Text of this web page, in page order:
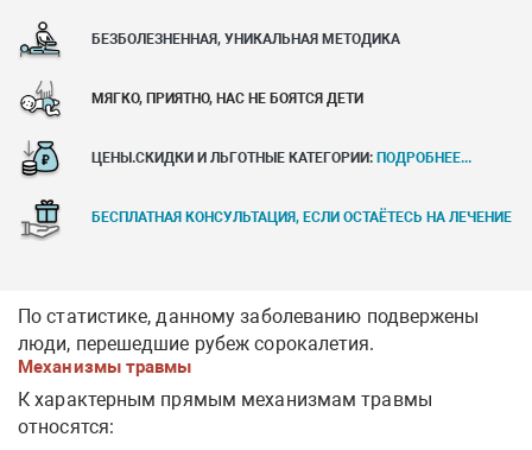
БЕЗБОЛЕЗНЕННАЯ, УНИКАЛЬНАЯ МЕТОДИКА
МЯГКО, ПРИЯТНО, НАС НЕ БОЯТСЯ ДЕТИ
ЦЕНЫ.СКИДКИ И ЛЬГОТНЫЕ КАТЕГОРИИ: ПОДРОБНЕЕ...
БЕСПЛАТНАЯ КОНСУЛЬТАЦИЯ, ЕСЛИ ОСТАЁТЕСЬ НА ЛЕЧЕНИЕ
По статистике, данному заболеванию подвержены
люди, перешедшие рубеж сорокалетия.
Механизмы травмы
К характерным прямым механизмам травмы
относятся: